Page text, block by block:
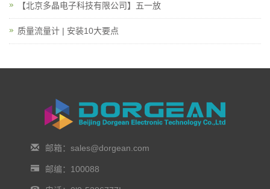
【北京多晶电子科技有限公司】五一放
质量流量计 | 安装10大要点
邮箱：sales@dorgean.com
邮编：100088